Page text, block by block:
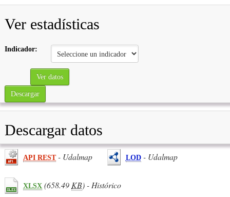
Ver estadísticas
Indicador:
Ver datos
Descargar
Descargar datos
API REST - Udalmap LOD - Udalmap
XLSX (658.49 KB) - Histórico